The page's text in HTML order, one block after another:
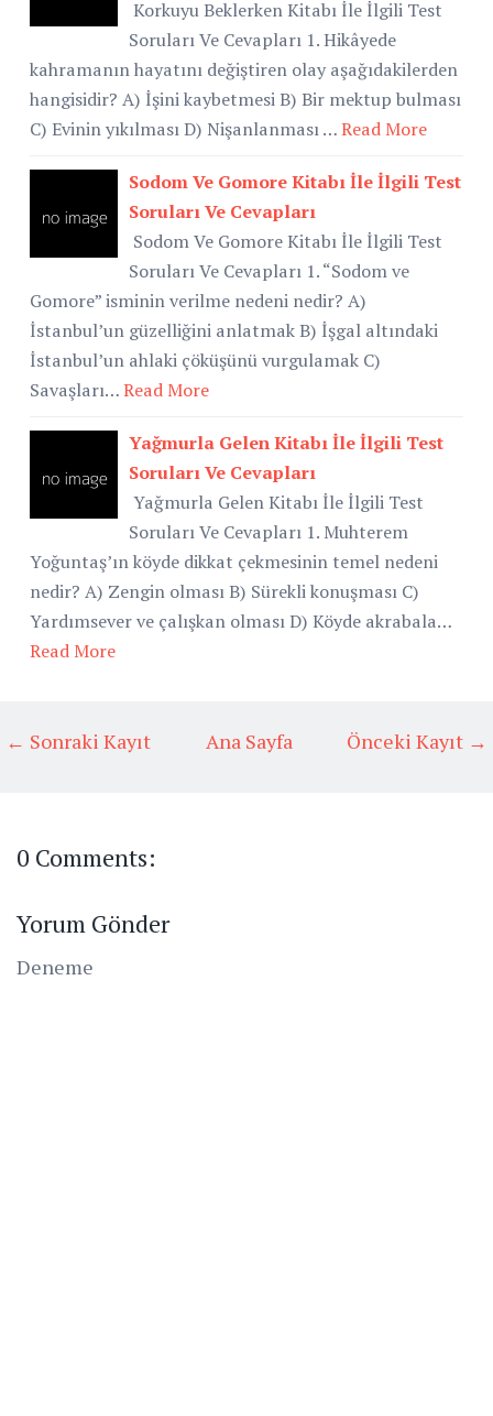
Korkuyu Beklerken Kitabı İle İlgili Test
Soruları Ve Cevapları 1. Hikâyede
kahramanın hayatını değiştiren olay aşağıdakilerden
hangisidir? A) İşini kaybetmesi B) Bir mektup bulması
C) Evinin yıkılması D) Nişanlanması …Read More
Sodom Ve Gomore Kitabı İle İlgili Test
Soruları Ve Cevapları
Sodom Ve Gomore Kitabı İle İlgili Test
Soruları Ve Cevapları 1. “Sodom ve
Gomore” isminin verilme nedeni nedir? A)
İstanbul’un güzelliğini anlatmak B) İşgal altındaki
İstanbul’un ahlaki çöküşünü vurgulamak C)
Savaşları…Read More
Yağmurla Gelen Kitabı İle İlgili Test
Soruları Ve Cevapları
Yağmurla Gelen Kitabı İle İlgili Test
Soruları Ve Cevapları 1. Muhterem
Yoğuntaş’ın köyde dikkat çekmesinin temel nedeni
nedir? A) Zengin olması B) Sürekli konuşması C)
Yardımsever ve çalışkan olması D) Köyde akrabala…
Read More
← Sonraki Kayıt Önceki Kayıt →
Ana Sayfa
0 Comments:
Yorum Gönder
Deneme